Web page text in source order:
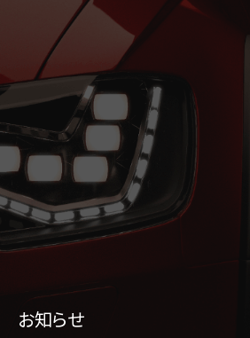
お知らせ